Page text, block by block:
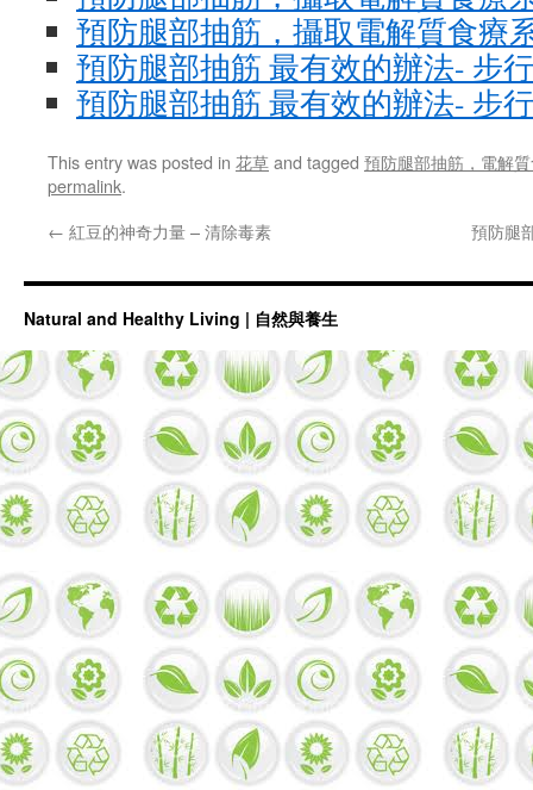
預防腿部抽筋，攝取電解質食療
預防腿部抽筋 最有效的辦法- 步
預防腿部抽筋 最有效的辦法- 步
This entry was posted in 花草and tagged 預防腿部抽筋，電解
permalink.
← 紅豆的神奇力量 – 清除毒素 預防腿
Natural and Healthy Living | 自然與養生